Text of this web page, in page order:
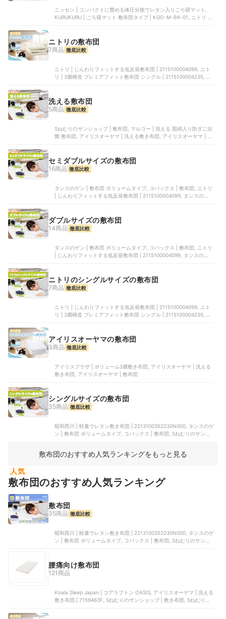
ニッセン | コンパクトに畳める体圧分散ウレタン入りごろ寝マット,
KURUKURU | ごろ寝マット 敷布団タイプ | KGO-M-BK-01, ニトリ |
ニトリの敷布団
7商品 徹底比較
ニトリ | じんわりフィットする低反発敷布団 | 2115100004099, ニト
リ | 3層構造 プレミアフィット敷布団 シングル | 2115100004235, ニ
付き 体圧分散敷布団 | 2115100004273
洗える敷布団
5商品 徹底比較
Sねむりのサンショップ | 敷布団, マルコー | 洗える 固綿入り防ダニ抗
菌 敷布団, アイリスオーヤマ | 洗える敷き布団, アイリスオーヤマ | 敷
セミダブルサイズの敷布団
16商品 徹底比較
タンスのゲン | 敷布団 ボリュームタイプ, コバックス | 敷布団, ニトリ
| じんわりフィットする低反発敷布団 | 2115100004099, タンスのゲン
ダブルサイズの敷布団
14商品 徹底比較
タンスのゲン | 敷布団 ボリュームタイプ, コバックス | 敷布団, ニトリ
| じんわりフィットする低反発敷布団 | 2115100004099, タンスのゲン
ニトリのシングルサイズの敷布団
7商品 徹底比較
ニトリ | じんわりフィットする低反発敷布団 | 2115100004099, ニト
リ | 3層構造 プレミアフィット敷布団 シングル | 2115100004235, ニ
付き 体圧分散敷布団 | 2115100004273
アイリスオーヤマの敷布団
3商品 徹底比較
アイリスプラザ | ボリューム3層敷き布団, アイリスオーヤマ | 洗える
敷き布団, アイリスオーヤマ | 敷布団
シングルサイズの敷布団
35商品 徹底比較
昭和西川 | 軽量ウレタン敷き布団 | 2213100352230N000, タンスのゲ
ン | 敷布団 ボリュームタイプ, コバックス | 敷布団, Sねむりのサンシ
敷布団のおすすめ人気ランキングをもっと見る
人気
敷布団のおすすめ人気ランキング
敷布団
35商品 徹底比較
昭和西川 | 軽量ウレタン敷き布団 | 2213100352230N000, タンスのゲ
ン | 敷布団 ボリュームタイプ, コバックス | 敷布団, Sねむりのサンシ
腰痛向け敷布団
121商品
Koala Sleep Japan | コアラフトン OASIS, アイリスオーヤマ | 洗える
敷き布団 | 7159463F, Sねむりのサンショップ | 敷き布団, Sねむりの